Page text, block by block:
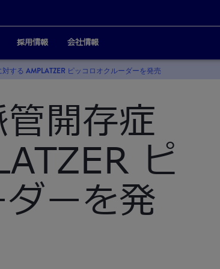
採用情報 会社情報
する AMPLATZER ピッコロオクルーダーを発売
開存症
ピ
ーを発